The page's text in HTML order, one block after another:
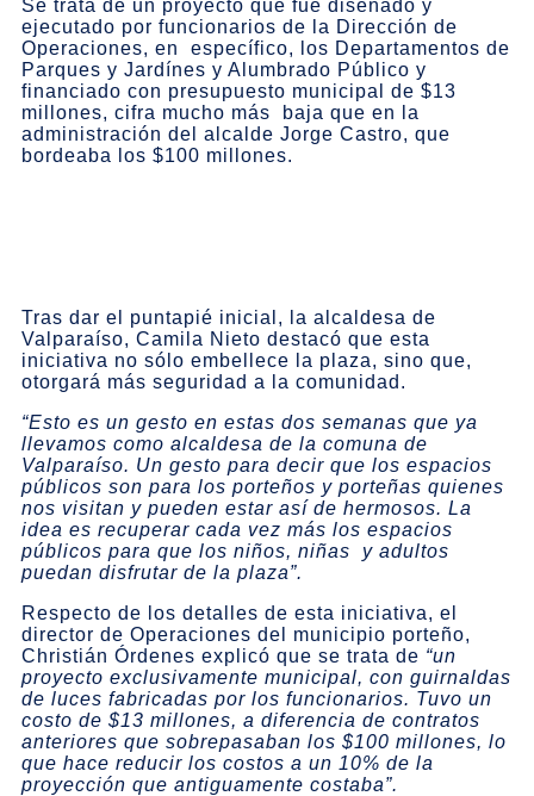
Se trata de un proyecto que fue diseñado y
ejecutado por funcionarios de la Dirección de
Operaciones, en específico, los Departamentos de
Parques y Jardínes y Alumbrado Público y
financiado con presupuesto municipal de $13
millones, cifra mucho más baja que en la
administración del alcalde Jorge Castro, que
bordeaba los $100 millones.
Tras dar el puntapié inicial, la alcaldesa de
Valparaíso, Camila Nieto destacó que esta
iniciativa no sólo embellece la plaza, sino que,
otorgará más seguridad a la comunidad.
“Esto es un gesto en estas dos semanas que ya
llevamos como alcaldesa de la comuna de
Valparaíso. Un gesto para decir que los espacios
públicos son para los porteños y porteñas quienes
nos visitan y pueden estar así de hermosos. La
idea es recuperar cada vez más los espacios
públicos para que los niños, niñas y adultos
puedan disfrutar de la plaza”.
Respecto de los detalles de esta iniciativa, el
director de Operaciones del municipio porteño,
Christián Órdenes explicó que se trata de “un
proyecto exclusivamente municipal, con guirnaldas
de luces fabricadas por los funcionarios. Tuvo un
costo de $13 millones, a diferencia de contratos
anteriores que sobrepasaban los $100 millones, lo
que hace reducir los costos a un 10% de la
proyección que antiguamente costaba”.